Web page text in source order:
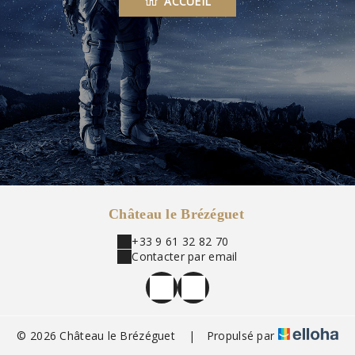
Château le Brézéguet
+33 9 61 32 82 70
Contacter par email
© 2026 Château le Brézéguet | Propulsé par